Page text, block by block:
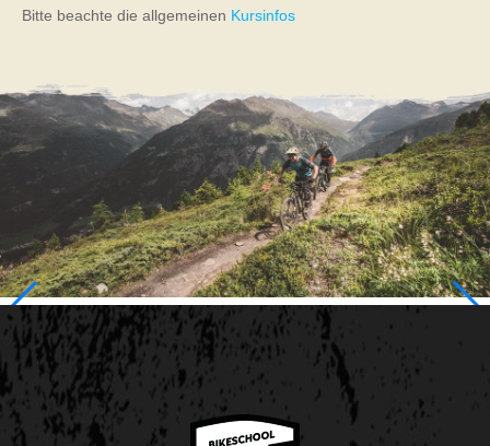
Bitte beachte die allgemeinen Kursinfos